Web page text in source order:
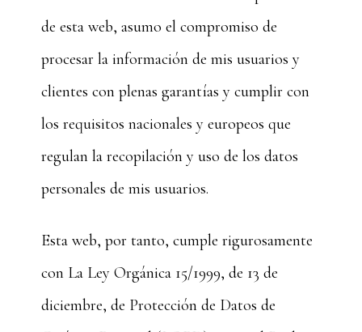
de esta web, asumo el compromiso de
procesar la información de mis usuarios y
clientes con plenas garantías y cumplir con
los requisitos nacionales y europeos que
regulan la recopilación y uso de los datos
personales de mis usuarios.
Esta web, por tanto, cumple rigurosamente
con La Ley Orgánica 15/1999, de 13 de
diciembre, de Protección de Datos de